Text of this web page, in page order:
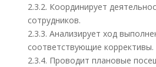
2.3.2. Координирует
сотрудников.
2.3.3. Анализирует ход
соответствующие коррективы.
2.3.4. Проводит плановые